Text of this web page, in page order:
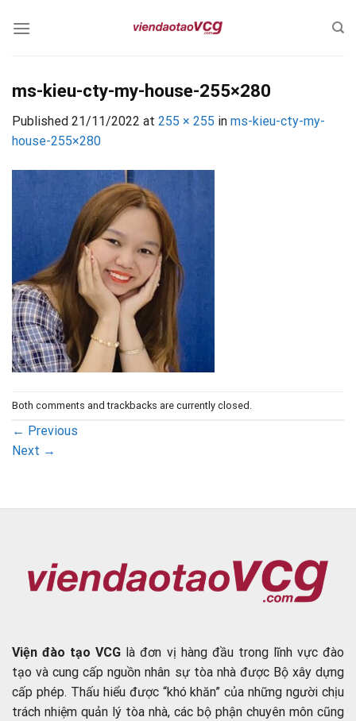
ms-kieu-cty-my-house-255×280
Published 21/11/2022 at 255 × 255 in ms-kieu-cty-my-
house-255×280
Both comments and trackbacks are currently closed.
← Previous
Next →
Viện đào tạo VCG là đơn vị hàng đầu trong lĩnh vực đào
tạo và cung cấp nguồn nhân sự tòa nhà được Bộ xây dựng
cấp phép. Thấu hiểu được “khó khăn” của những người chịu
trách nhiệm quản lý tòa nhà, các bộ phận chuyên môn cũng